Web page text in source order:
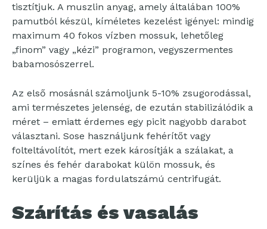
tisztítjuk. A muszlin anyag, amely általában 100%
pamutból készül, kíméletes kezelést igényel: mindig
maximum 40 fokos vízben mossuk, lehetőleg
„finom” vagy „kézi” programon, vegyszermentes
babamosószerrel.
Az első mosásnál számoljunk 5-10% zsugorodással,
ami természetes jelenség, de ezután stabilizálódik a
méret – emiatt érdemes egy picit nagyobb darabot
választani. Sose használjunk fehérítőt vagy
folteltávolítót, mert ezek károsítják a szálakat, a
színes és fehér darabokat külön mossuk, és
kerüljük a magas fordulatszámú centrifugát.
Szárítás és vasalás